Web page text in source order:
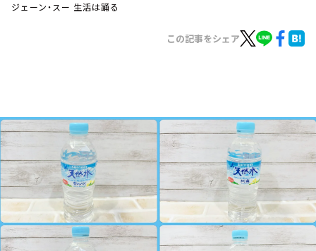
お知らせ
イベント・グッズ
YouTube
会社情報
ジェーン・スー 生活は踊る
この記事をシェア